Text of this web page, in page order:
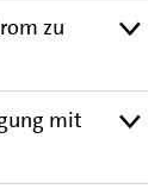
zu
mit